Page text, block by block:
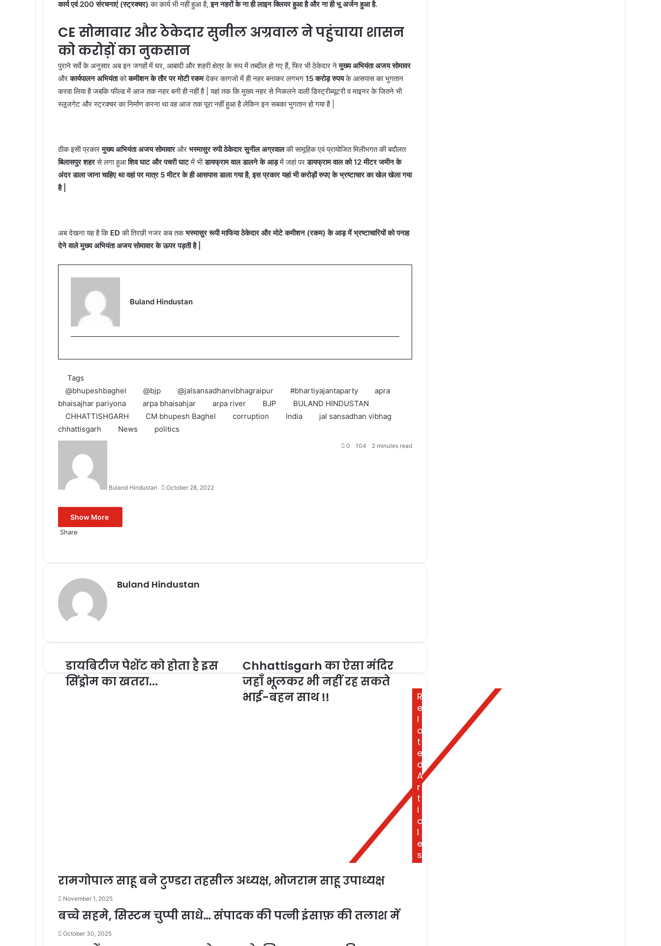
कार्य एवं 200 संरचनाएं (स्ट्रक्चर)का कार्य भी नहीं हुआ है,इन नहरों के ना ही लाइन क्लियर हुआ है और ना ही भू अर्जन हुआ है.
CE सोमावार और ठेकेदार सुनील अग्रवाल ने पहुंचाया शासन
को करोड़ों का नुकसान
पुराने सर्वे के अनुसार अब इन जगहों में घर, आबादी और शहरी क्षेत्र के रूप में तब्दील हो गए हैं, फिर भी ठेकेदार नेमुख्य अभियंता अजय सोमावर
औरकार्यपालन अभियंताकोकमीशन के तौर पर मोटी रकमदेकर कागजो में ही नहर बनाकर लगभग 15 करोड़ रुपयके आसपास का भुगतान
करवा लिया है जबकि फील्ड में आज तक नहर बनी ही नहीं है | यहां तक कि मुख्य नहर से निकलने वाली डिस्ट्रीब्यूटरी व माइनर के जितने भी
स्लूजगेट और स्ट्रक्चर का निर्माण करना था वह आज तक पूरा नहीं हुआ है लेकिन इन सबका भुगतान हो गया है |
ठीक इसी प्रकारमुख्य अभियंता अजय सोमावारऔर भस्मासुर रुपी ठेकेदार सुनील अग्रवालकी सामूहिक एवं प्रायोजित मिलीभगत की बदौलत
बिलासपुर शहरसे लगा हुआशिव घाट और पचरी घाटमें भीडायफ्राम वाल डालने के आड़में जहां परडायफ्राम वाल को 12 मीटर जमीन के
अंदर डाला जाना चाहिए था वहां पर मात्र 5 मीटर के ही आसपास डाला गया है, इस प्रकार यहां भी करोड़ों रुपए के भ्रष्टाचार का खेल खेला गया
है |
अब देखना यह है कि EDकी तिरछी नजर कब तकभस्मासुर रूपी माफिया ठेकेदार और मोटे कमीशन (रकम) के आड़ में भ्रष्टाचारियों को पनाह
देने वाले मुख्य अभियंता अजय सोमावार के ऊपर पड़ती है |
Buland Hindustan
Tags
@bhupeshbaghel
@bjp @jalsansadhanvibhagraipur #bhartiyajantaparty
apra
bhaisajhar pariyona
arpa bhaisahjar arpa river BJP
BULAND HINDUSTAN
CHHATTISHGARH
CM bhupesh Baghel corruption India
jal sansadhan vibhag
chhattisgarh
News politics
Buland Hindustan October 28, 2022
0 104 2 minutes read
Show More
Share
Buland Hindustan
डायबिटीज पेशेंट को होता है इस
सिंड्रोम का खतरा...
Chhattisgarh का ऐसा मंदिर
जहाँ भूलकर भी नहीं रह सकते
भाई-बहन साथ !!
R
e
l
a
t
e
d
A
r
t
i
c
l
e
s
रामगोपाल साहू बने टुण्डरा तहसील अध्यक्ष, भोजराम साहू उपाध्यक्ष
November 1, 2025
बच्चे सहमे, सिस्टम चुप्पी साधे… संपादक की पत्नी इंसाफ़ की तलाश में
October 30, 2025